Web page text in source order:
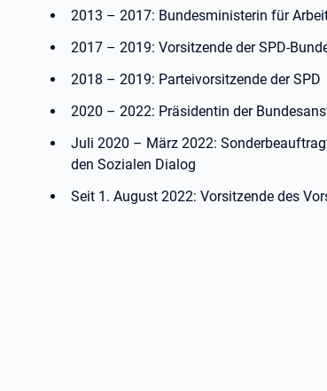
2013 – 2017: Bundesministerin für
2017 – 2019: Vorsitzende der SPD-
2018 – 2019: Parteivorsitzende der SPD
2020 – 2022: Präsidentin der
Juli 2020 – März 2022:
den Sozialen Dialog
Seit 1. August 2022: Vorsitzende des